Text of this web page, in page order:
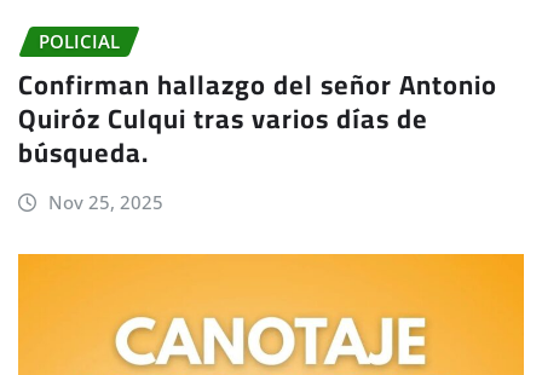
POLICIAL
Confirman hallazgo del señor Antonio
Quiróz Culqui tras varios días de
búsqueda.
Nov 25, 2025